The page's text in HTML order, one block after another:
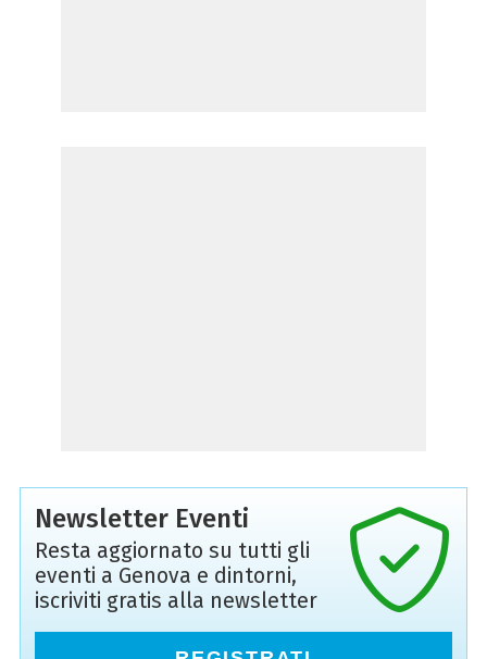
Newsletter Eventi
Resta aggiornato su tutti gli
eventi a Genova e dintorni,
iscriviti gratis alla newsletter